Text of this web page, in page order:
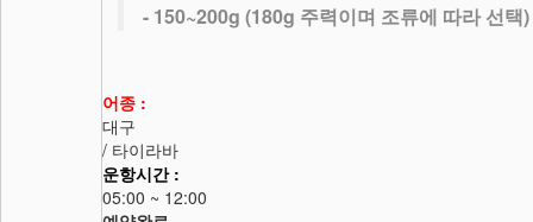
- 150~200g (180g 주력이며 조류에 따라 선택)
어종 :
대구
/ 타이라바
운항시간 :
05:00 ~ 12:00